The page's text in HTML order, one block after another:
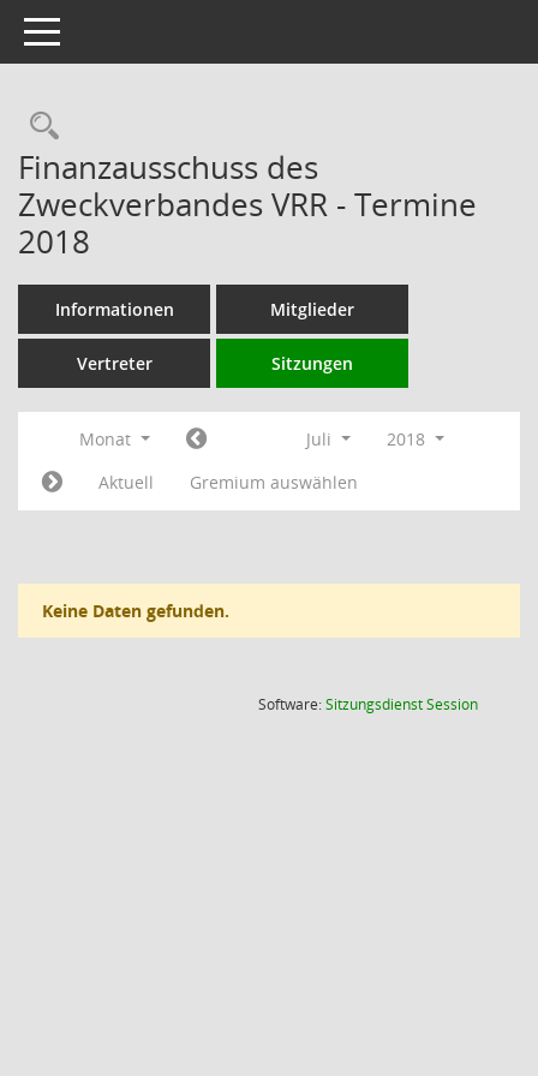
Toggle navigation
Rechercheauswahl
Finanzausschuss des
Zweckverbandes VRR - Termine
2018
Informationen Mitglieder
Vertreter Sitzungen
Monat Juli
2018
Aktuell
Gremium auswählen
Keine Daten gefunden.
Software:SitzungsdienstSession(Wird in